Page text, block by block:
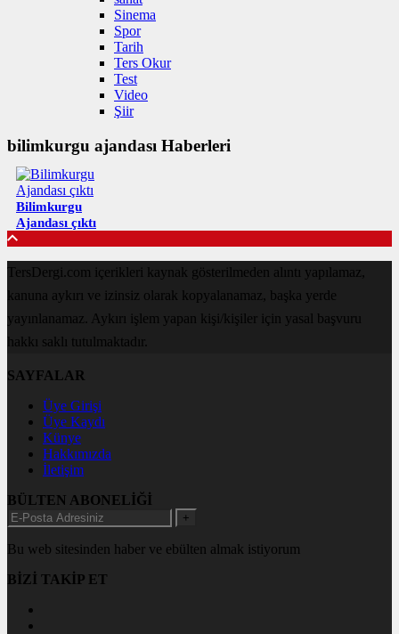
Sinema
Spor
Tarih
Ters Okur
Test
Video
Şiir
bilimkurgu ajandası Haberleri
Bilimkurgu
Ajandası çıktı
TersDergi.com içerikleri kaynak gösterilmeden alıntı yapılamaz,
kanuna aykırı ve izinsiz olarak kopyalanamaz, başka yerde
yayınlanamaz. Aykırı işlem yapan kişi/kişiler için yasal başvuru
hakkı saklı tutulmaktadır.
SAYFALAR
Üye Girişi
Üye Kaydı
Künye
Hakkımızda
İletişim
BÜLTEN ABONELİĞİ
+
Bu web sitesinden haber ve ebülten almak istiyorum
BİZİ TAKİP ET